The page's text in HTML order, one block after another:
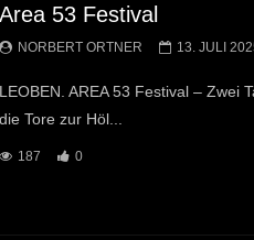
Area 53 Festival
NORBERT ORTNER 13. JULI
LEOBEN. AREA 53 Festival – Zwei
die Tore zur Höl...
187 0